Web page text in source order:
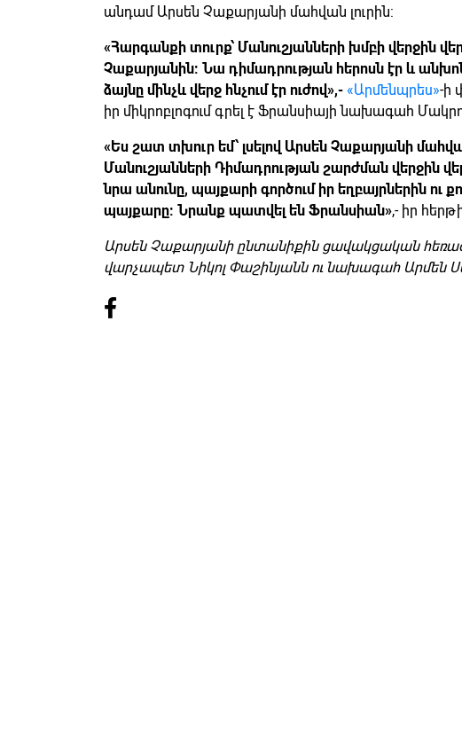
անդամ Արսեն Չաքարյանի մահվան լուրին:
«Հարգանքի տուրք՝ Մանուշյանների խմբի վերջին
Չաքարյանին: Նա դիմադրության հերոսն էր և
ձայնը մինչև վերջ հնչում էր ուժով»,- «Արմենպրես»-ի
իր միկրոբլոգում գրել է Ֆրանսիայի նախագահ
«Ես շատ տխուր եմ՝ լսելով Արսեն Չաքարյանի
Մանուշյանների Դիմադրության շարժման վերջին
նրա անունը, պայքարի գործում իր եղբայրներին ու
պայքարը: Նրանք պատվել են Ֆրանսիան»,- իր
Արսեն Չաքարյանի ընտանիքին ցավակցական
վարչապետ Նիկոլ Փաշինյանն ու նախագահ Արմեն